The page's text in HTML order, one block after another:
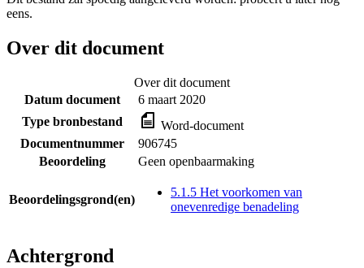
eens.
Over dit document
Over dit document
Datum document
6 maart 2020
Type bronbestand
Word-document
Documentnummer
906745
Beoordeling
Geen openbaarmaking
Beoordelingsgrond(en)
5.1.5 Het voorkomen van
onevenredige benadeling
Achtergrond